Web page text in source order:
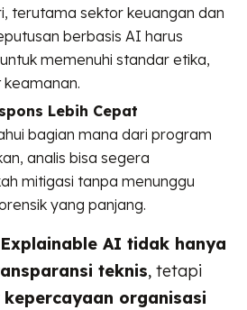
terutama sektor keuangan dan
berbasis AI harus
memenuhi standar etika,
keamanan.
Lebih Cepat
bagian mana dari program
analis bisa segera
mitigasi tanpa menunggu
yang panjang.
Explainable AI tidak hanya
teknis, tetapi
kepercayaan organisasi